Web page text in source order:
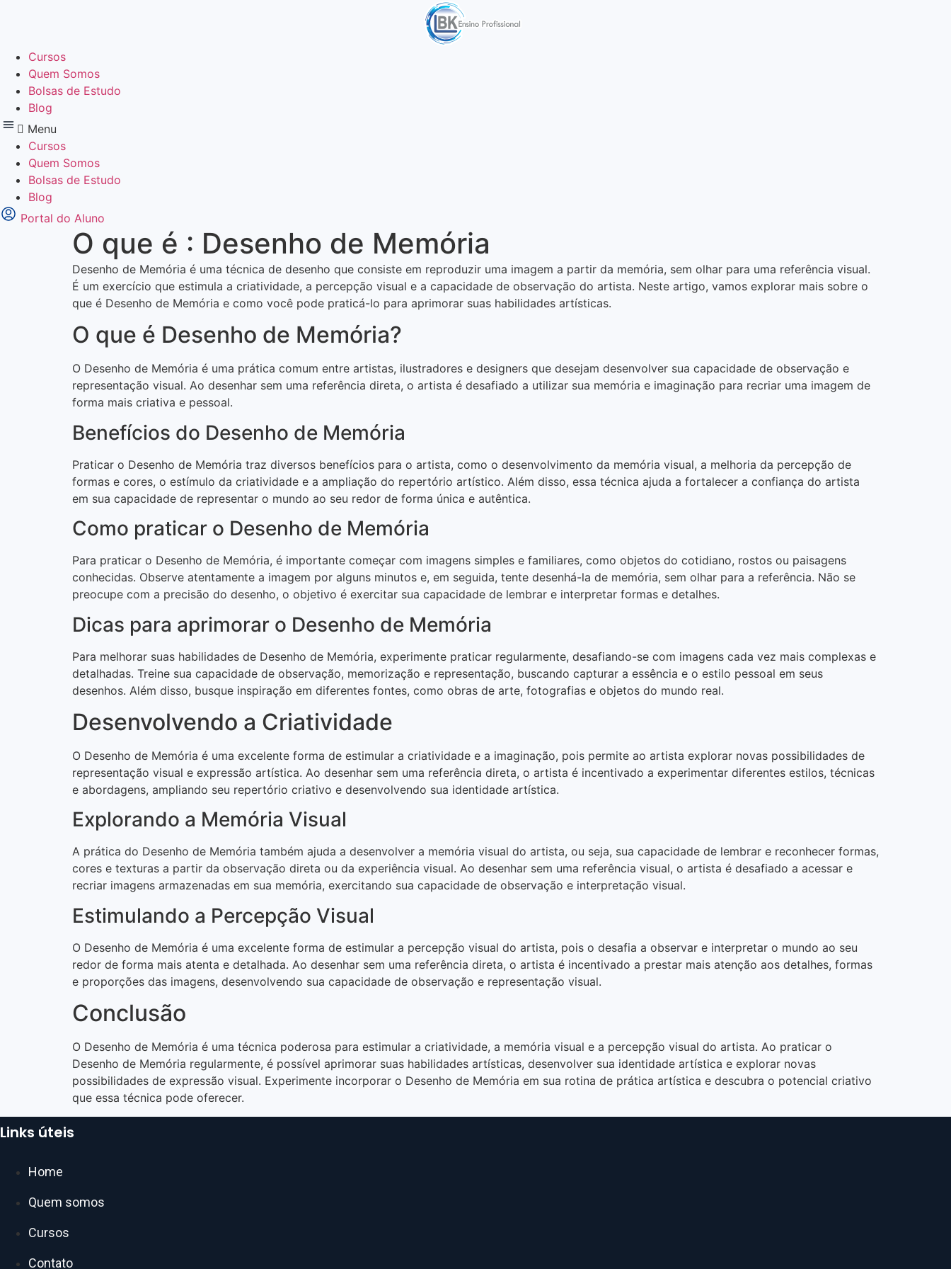
conteúdo
Cursos
Quem Somos
Bolsas de Estudo
Blog
Menu
Cursos
Quem Somos
Bolsas de Estudo
Blog
Portal do Aluno
O que é : Desenho de Memória
Desenho de Memória é uma técnica de desenho que consiste em reproduzir uma imagem a partir da memória, sem olhar para uma referência visual.
É um exercício que estimula a criatividade, a percepção visual e a capacidade de observação do artista. Neste artigo, vamos explorar mais sobre o
que é Desenho de Memória e como você pode praticá-lo para aprimorar suas habilidades artísticas.
O que é Desenho de Memória?
O Desenho de Memória é uma prática comum entre artistas, ilustradores e designers que desejam desenvolver sua capacidade de observação e
representação visual. Ao desenhar sem uma referência direta, o artista é desafiado a utilizar sua memória e imaginação para recriar uma imagem de
forma mais criativa e pessoal.
Benefícios do Desenho de Memória
Praticar o Desenho de Memória traz diversos benefícios para o artista, como o desenvolvimento da memória visual, a melhoria da percepção de
formas e cores, o estímulo da criatividade e a ampliação do repertório artístico. Além disso, essa técnica ajuda a fortalecer a confiança do artista
em sua capacidade de representar o mundo ao seu redor de forma única e autêntica.
Como praticar o Desenho de Memória
Para praticar o Desenho de Memória, é importante começar com imagens simples e familiares, como objetos do cotidiano, rostos ou paisagens
conhecidas. Observe atentamente a imagem por alguns minutos e, em seguida, tente desenhá-la de memória, sem olhar para a referência. Não se
preocupe com a precisão do desenho, o objetivo é exercitar sua capacidade de lembrar e interpretar formas e detalhes.
Dicas para aprimorar o Desenho de Memória
Para melhorar suas habilidades de Desenho de Memória, experimente praticar regularmente, desafiando-se com imagens cada vez mais complexas e
detalhadas. Treine sua capacidade de observação, memorização e representação, buscando capturar a essência e o estilo pessoal em seus
desenhos. Além disso, busque inspiração em diferentes fontes, como obras de arte, fotografias e objetos do mundo real.
Desenvolvendo a Criatividade
O Desenho de Memória é uma excelente forma de estimular a criatividade e a imaginação, pois permite ao artista explorar novas possibilidades de
representação visual e expressão artística. Ao desenhar sem uma referência direta, o artista é incentivado a experimentar diferentes estilos, técnicas
e abordagens, ampliando seu repertório criativo e desenvolvendo sua identidade artística.
Explorando a Memória Visual
A prática do Desenho de Memória também ajuda a desenvolver a memória visual do artista, ou seja, sua capacidade de lembrar e reconhecer formas,
cores e texturas a partir da observação direta ou da experiência visual. Ao desenhar sem uma referência visual, o artista é desafiado a acessar e
recriar imagens armazenadas em sua memória, exercitando sua capacidade de observação e interpretação visual.
Estimulando a Percepção Visual
O Desenho de Memória é uma excelente forma de estimular a percepção visual do artista, pois o desafia a observar e interpretar o mundo ao seu
redor de forma mais atenta e detalhada. Ao desenhar sem uma referência direta, o artista é incentivado a prestar mais atenção aos detalhes, formas
e proporções das imagens, desenvolvendo sua capacidade de observação e representação visual.
Conclusão
O Desenho de Memória é uma técnica poderosa para estimular a criatividade, a memória visual e a percepção visual do artista. Ao praticar o
Desenho de Memória regularmente, é possível aprimorar suas habilidades artísticas, desenvolver sua identidade artística e explorar novas
possibilidades de expressão visual. Experimente incorporar o Desenho de Memória em sua rotina de prática artística e descubra o potencial criativo
que essa técnica pode oferecer.
Links úteis
Home
Quem somos
Cursos
Contato